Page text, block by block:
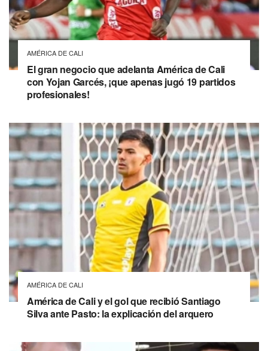
AMÉRICA DE CALI
El gran negocio que adelanta América de Cali
con Yojan Garcés, ¡que apenas jugó 19 partidos
profesionales!
AMÉRICA DE CALI
América de Cali y el gol que recibió Santiago
Silva ante Pasto: la explicación del arquero